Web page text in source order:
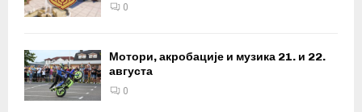
0
Мотори, акробације и музика 21. и 22.
августа
0